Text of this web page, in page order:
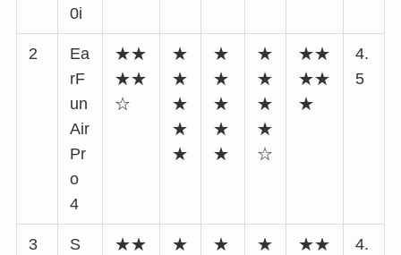
0i
2
Ea
rF
un
Air
Pr
o
4
★★
★★
☆
★
★
★
★
★
★
★
★
★
★
★
★
★
★
☆
★★
★★
★
4.
5
3
S
★★
★
★
★
★★
4.